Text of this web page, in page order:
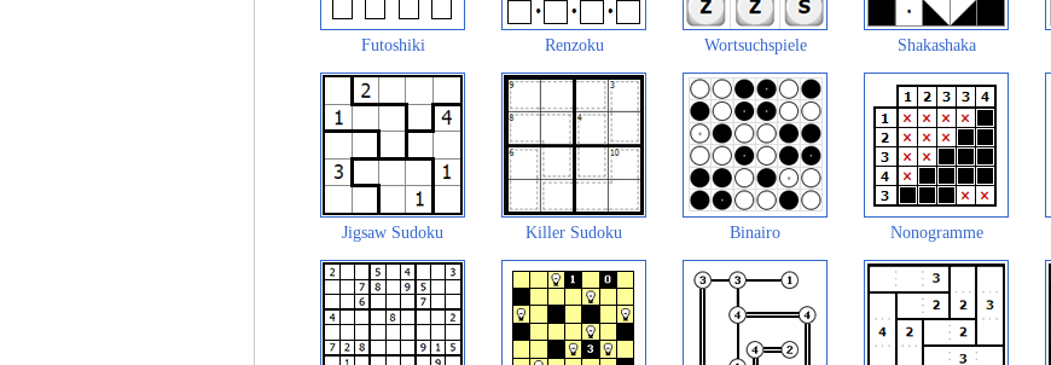
Futoshiki Renzoku Wortsuchspiele Shakashaka
Jigsaw Sudoku Killer Sudoku Binairo Nonogramme